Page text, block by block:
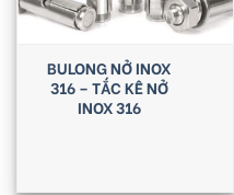
BULONG NỞ INOX
316 – TẮC KÊ NỞ
INOX 316